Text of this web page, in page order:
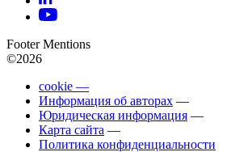
Footer Mentions
©2026
cookie —
Информация об авторах —
Юридическая информация —
Карта сайта —
Политика конфиденциальности